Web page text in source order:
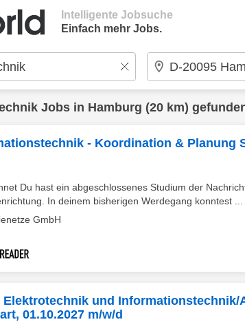
Intelligente Jobsuche
Einfach mehr Jobs.
Jobs in Hamburg (20 km)
- Koordination & Planung
Du hast ein abgeschlossenes Studium der
In deinem bisherigen Werdegang konntest ...
GmbH
und Informationstechnik/
01.10.2027 m/w/d